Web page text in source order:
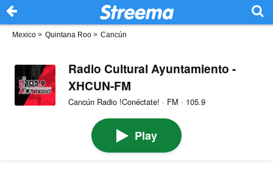
Mexico > Quintana Roo > Cancún
Radio Cultural Ayuntamiento -
XHCUN-FM
Cancún Radio !Conéctate! · FM · 105.9
Play